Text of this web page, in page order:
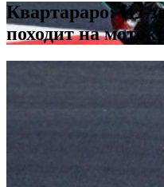
Квартараро: Из-
походит на